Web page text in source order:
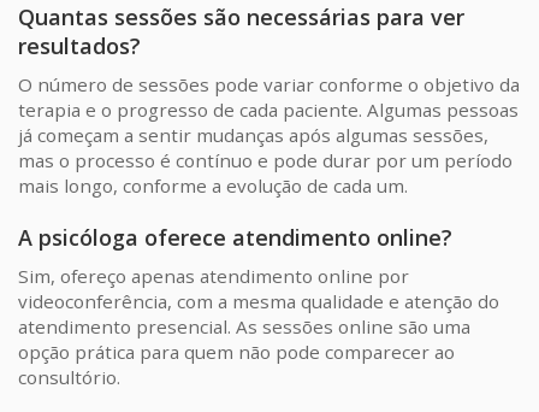
Quantas sessões são necessárias para ver
resultados?
O número de sessões pode variar conforme o objetivo da
terapia e o progresso de cada paciente. Algumas pessoas
já começam a sentir mudanças após algumas sessões,
mas o processo é contínuo e pode durar por um período
mais longo, conforme a evolução de cada um.
A psicóloga oferece atendimento online?
Sim, ofereço apenas atendimento online por
videoconferência, com a mesma qualidade e atenção do
atendimento presencial. As sessões online são uma
opção prática para quem não pode comparecer ao
consultório.